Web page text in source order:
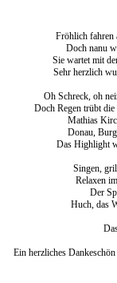
Fröhlich fahren
Doch nanu
Sie wartet mit
Sehr herzlich
Oh Schreck, oh
Doch Regen trübt
Mathias
Donau,
Das Highlight
Singen,
Relaxen
Der
Huch, das
Ein herzliches